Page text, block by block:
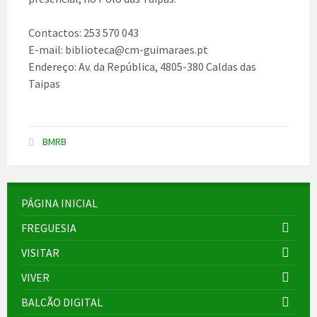
Contactos: 253 570 043
E-mail: biblioteca@cm-guimaraes.pt
Endereço: Av. da República, 4805-380 Caldas das
Taipas
BMRB
PÁGINA INICIAL
FREGUESIA
VISITAR
VIVER
BALCÃO DIGITAL